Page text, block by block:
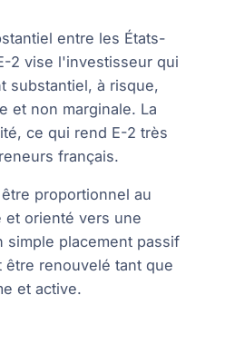
entre les États-
2 vise l'investisseur qui
substantiel, à risque,
et non marginale. La
ce qui rend E-2 très
français.
proportionnel au
et orienté vers une
simple placement passif
renouvelé tant que
et active.